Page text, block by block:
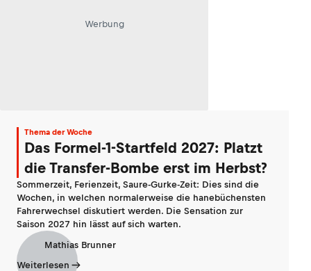
Werbung
Thema der Woche
Das Formel-1-Startfeld 2027: Platzt
die Transfer-Bombe erst im Herbst?
Sommerzeit, Ferienzeit, Saure-Gurke-Zeit: Dies sind die
Wochen, in welchen normalerweise die hanebüchensten
Fahrerwechsel diskutiert werden. Die Sensation zur
Saison 2027 hin lässt auf sich warten.
Mathias Brunner
Weiterlesen